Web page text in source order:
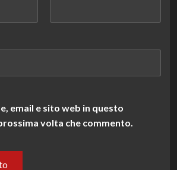
email e sito web in questo
volta che commento.